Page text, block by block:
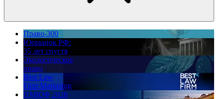
Право-300
Юррынок РФ:
35 лет спустя
Экологическое
право
Best Law
Firm Marketing
ПМЮФ 2026